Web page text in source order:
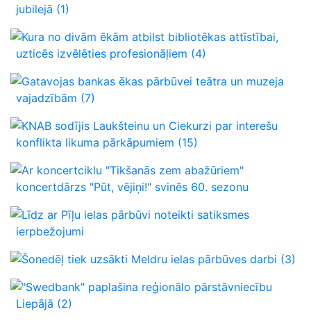
jubilejā (1)
Kura no divām ēkām atbilst bibliotēkas attīstībai,
uzticēs izvēlēties profesionāļiem (4)
Gatavojas bankas ēkas pārbūvei teātra un muzeja
vajadzībām (7)
KNAB sodījis Laukšteinu un Ciekurzi par interešu
konflikta likuma pārkāpumiem (15)
Ar koncertciklu "Tikšanās zem abažūriem"
koncertdārzs "Pūt, vējiņi!" svinēs 60. sezonu
Līdz ar Pīļu ielas pārbūvi noteikti satiksmes
ierpbežojumi
Šonedēļ tiek uzsākti Meldru ielas pārbūves darbi (3)
"Swedbank" paplašina reģionālo pārstāvniecību
Liepājā (2)